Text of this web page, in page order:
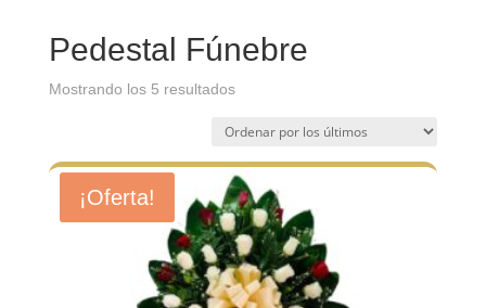
Pedestal Fúnebre
Mostrando los 5 resultadosOrdenado
los
últimos
¡Oferta!